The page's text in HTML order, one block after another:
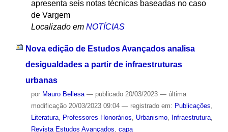
apresenta seis notas técnicas baseadas no caso
de Vargem
Localizado em NOTÍCIAS
Nova edição de Estudos Avançados analisa
desigualdades a partir de infraestruturas
urbanas
por Mauro Bellesa — publicado20/03/2023 — última
modificação20/03/2023 09:04 — registrado em: Publicações,
Literatura, Professores Honorários, Urbanismo, Infraestrutura,
Revista Estudos Avançados, capa